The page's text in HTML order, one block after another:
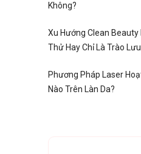
Không?
Xu Hướng Clean Beauty
Thử Hay Chỉ Là Trào Lưu
Phương Pháp Laser
Nào Trên Làn Da?